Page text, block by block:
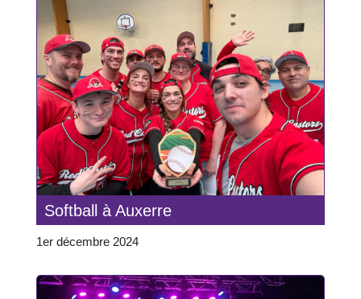
Softball à Auxerre
1er décembre 2024